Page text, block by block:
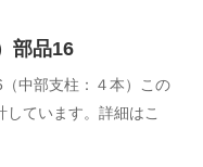
部品16
中部支柱：４本）この
ています。詳細はこ